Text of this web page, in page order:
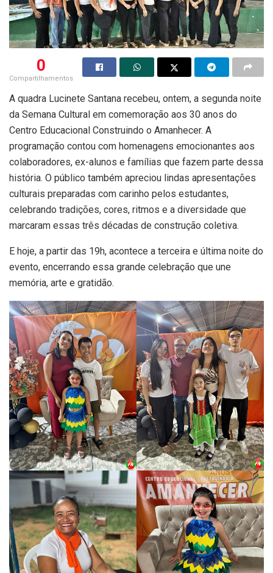
0
Compartilhamentos
A quadra Lucinete Santana recebeu, ontem, a segunda noite
da Semana Cultural em comemoração aos 30 anos do
Centro Educacional Construindo o Amanhecer. A
programação contou com homenagens emocionantes aos
colaboradores, ex-alunos e famílias que fazem parte dessa
história. O público também apreciou lindas apresentações
culturais preparadas com carinho pelos estudantes,
celebrando tradições, cores, ritmos e a diversidade que
marcaram essas três décadas de construção coletiva.
E hoje, a partir das 19h, acontece a terceira e última noite do
evento, encerrando essa grande celebração que une
memória, arte e gratidão.